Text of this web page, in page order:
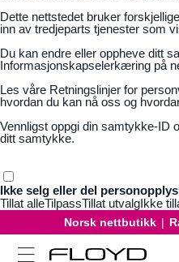
Dette nettstedet bruker
inn av tredjeparts tjenester som
Du kan endre eller oppheve ditt
Informasjonskapselerkæring på
Les våre Retningslinjer for
hvordan du kan nå oss og
Vennligst oppgi din samtykke-ID
ditt samtykke.
Ikke selg eller del
Tillat alleTilpassTillat utvalgIkke
Norsk nettbutikk |